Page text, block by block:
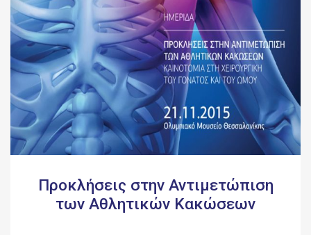
Προκλήσεις στην Αντιμετώπιση
των Αθλητικών Κακώσεων